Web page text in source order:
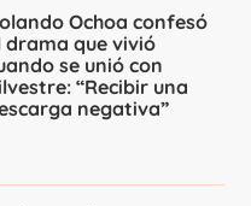
Ochoa confesó
drama que vivió
se unió con
“Recibir una
negativa”